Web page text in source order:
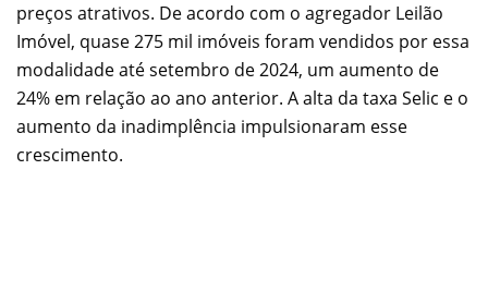
preços atrativos. De acordo com o agregador Leilão
Imóvel, quase 275 mil imóveis foram vendidos por essa
modalidade até setembro de 2024, um aumento de
24% em relação ao ano anterior. A alta da taxa Selic e o
aumento da inadimplência impulsionaram esse
crescimento.